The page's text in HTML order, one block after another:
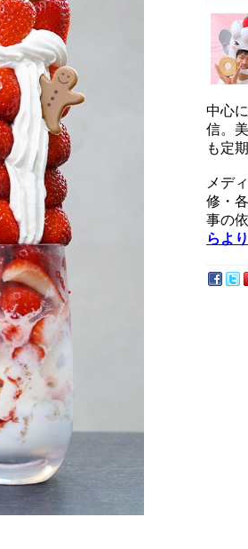
中心
信。
も定
メデ
修・
事の
らより